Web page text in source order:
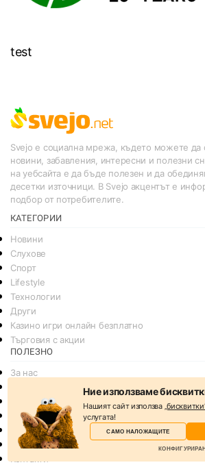
test
Svejo е социална мрежа, където можете да
новини, забавления, интересни и полезни
на уебсайта е да бъде полезен и да
десетки източници. В Svejo акцентът е
подбор от потребителите.
КАТЕГОРИИ
Новини
Слухове
Спорт
Lifestyle
Технологии
Други
Казино игри онлайн безплатно
Търговия с акции
ПОЛЕЗНО
За нас
Общи условия
Условия за споделяне
Политика за поверителснот
Политика на Бисквитките
Ние използваме
Нашият сайт използва
услугата!
САМО НАЛОЖАЩИТЕ